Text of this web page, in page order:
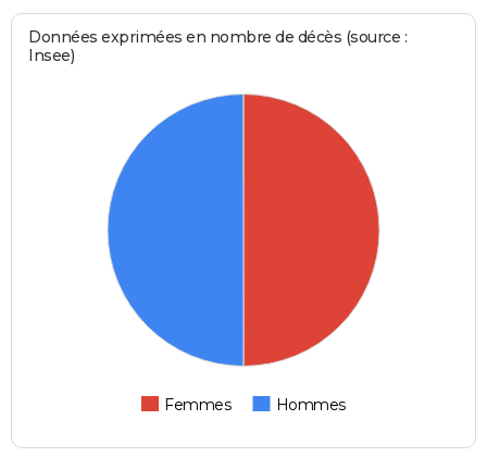
Données exprimées en nombre de décès (source :
Insee)
Femmes Hommes